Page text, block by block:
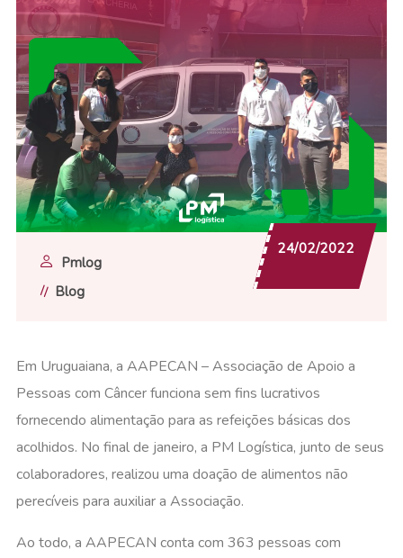
Pmlog
Blog
24/02/2022
Em Uruguaiana, a AAPECAN – Associação de Apoio a
Pessoas com Câncer funciona sem fins lucrativos
fornecendo alimentação para as refeições básicas dos
acolhidos. No final de janeiro, a PM Logística, junto de seus
colaboradores, realizou uma doação de alimentos não
perecíveis para auxiliar a Associação.
Ao todo, a AAPECAN conta com 363 pessoas com